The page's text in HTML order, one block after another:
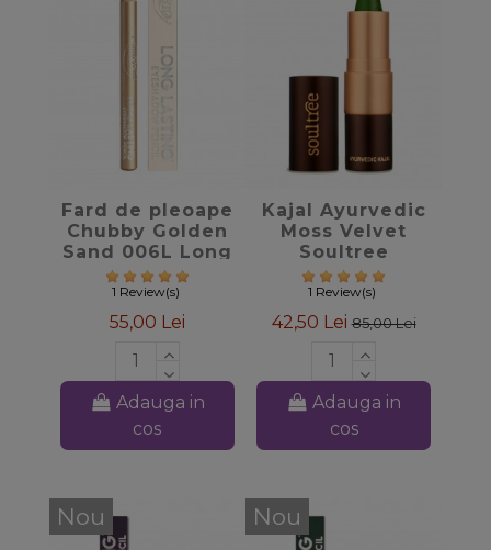
favorite_border
Fard de pleoape
Chubby Golden
Sand 006L Long
Lasting –
PuroBIO
1 Review(s)
55,00 Lei
Adauga in
cos
favorite_border
Kajal Ayurvedic
Moss Velvet
Soultree
1 Review(s)
42,50 Lei85,00 Lei
Adauga in
cos
Nou Nou